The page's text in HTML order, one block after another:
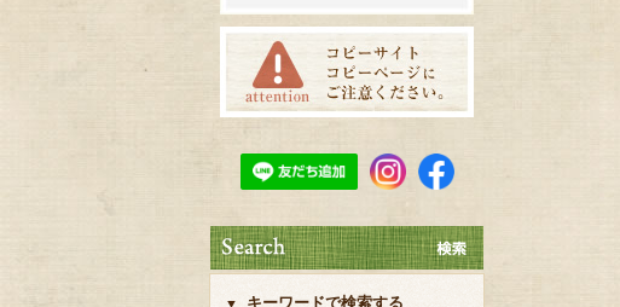
キーワードで検索する